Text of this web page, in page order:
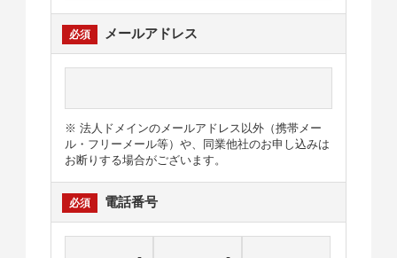
メールアドレス
※ 法人ドメインのメールアドレス以外（携帯メー
ル・フリーメール等）や、同業他社のお申し込みは
お断りする場合がございます。
電話番号